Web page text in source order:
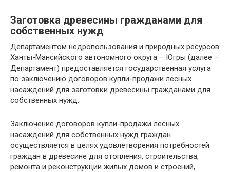
Заготовка древесины гражданами для
собственных нужд
Департаментом недропользования и природных ресурсов
Ханты-Мансийского автономного округа – Югры (далее –
Департамент) предоставляется государственная услуга
по заключению договоров купли-продажи лесных
насаждений для заготовки древесины гражданами для
собственных нужд.
Заключение договоров купли-продажи лесных
насаждений для собственных нужд граждан
осуществляется в целях удовлетворения потребностей
граждан в древесине для отопления, строительства,
ремонта и реконструкции жилых домов и строений,